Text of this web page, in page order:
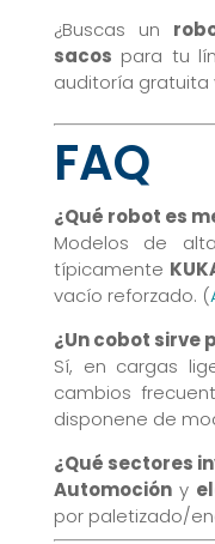
¿Buscas un
sacos para tu
auditoría gratuita
FAQ
¿Qué robot es
Modelos de
típicamente
vacío reforzado. (
¿Un cobot sirve
Sí, en cargas
cambios
disponene de
¿Qué sectores
Automocióny
por paletizado/